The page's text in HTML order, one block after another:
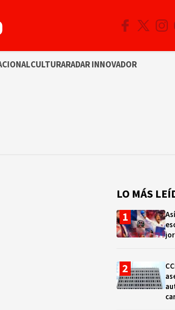
CULTURARADAR INNOVADOR
LO MÁS